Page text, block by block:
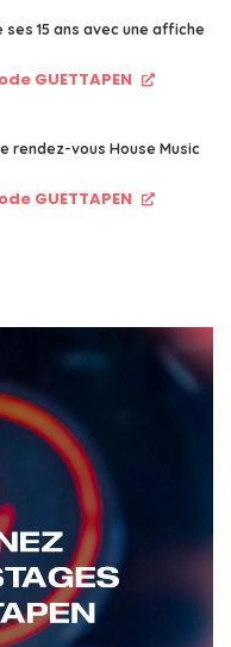
ses 15 ans avec une affiche
GUETTAPEN
rendez-vous House Music
GUETTAPEN